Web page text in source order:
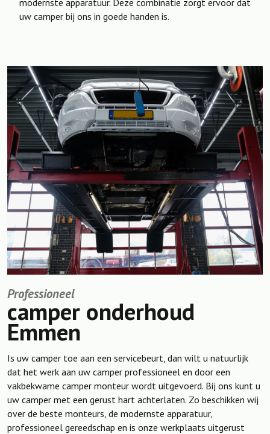
modernste apparatuur. Deze combinatie zorgt ervoor dat
uw camper bij ons in goede handen is.
Professioneel
camper onderhoud
Emmen
Is uw camper toe aan een servicebeurt, dan wilt u natuurlijk
dat het werk aan uw camper professioneel en door een
vakbekwame camper monteur wordt uitgevoerd. Bij ons kunt u
uw camper met een gerust hart achterlaten. Zo beschikken wij
over de beste monteurs, de modernste apparatuur,
professioneel gereedschap en is onze werkplaats uitgerust